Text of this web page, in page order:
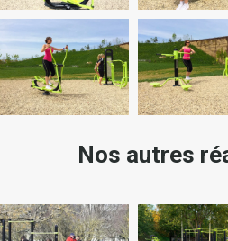
Nos autres